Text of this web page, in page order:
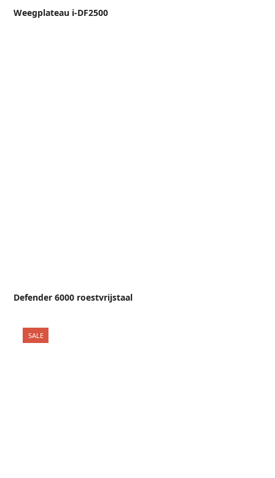
Weegplateau i-DF2500
Defender 6000 roestvrijstaal
SALE